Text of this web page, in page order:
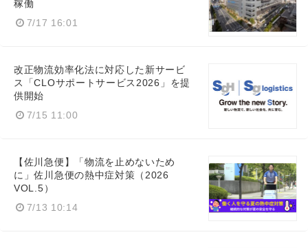
稼働
7/17 16:01
改正物流効率化法に対応した新サービ
ス「CLOサポートサービス2026」を提
供開始
7/15 11:00
【佐川急便】「物流を止めないため
に」佐川急便の熱中症対策（2026
VOL.5）
7/13 10:14